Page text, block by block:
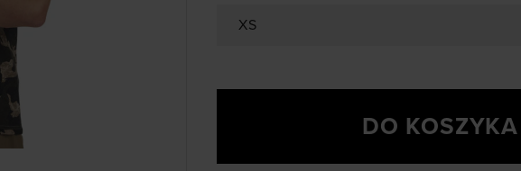
XS
DO KOSZYKA